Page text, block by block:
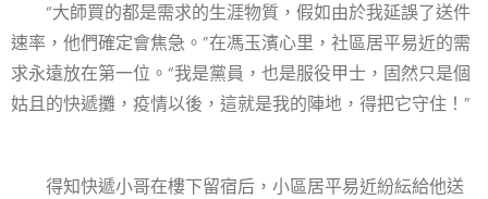
“大師買的都是需求的生涯物質，假如由於我延誤了送件
速率，他們確定會焦急。”在馮玉濱心里，社區居平易近的需
求永遠放在第一位。“我是黨員，也是服役甲士，固然只是個
姑且的快遞攤，疫情以後，這就是我的陣地，得把它守住！”
得知快遞小哥在樓下留宿后，小區居平易近紛紜給他送